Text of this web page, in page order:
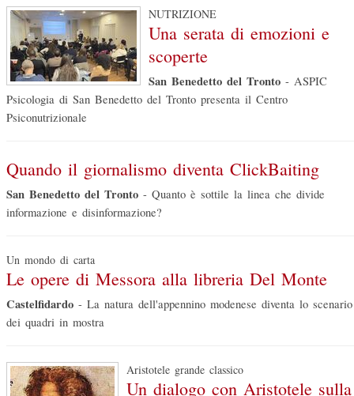
NUTRIZIONE
Una serata di emozioni e
scoperte
San Benedetto del Tronto - ASPIC
Psicologia di San Benedetto del Tronto presenta il Centro
Psiconutrizionale
Quando il giornalismo diventa ClickBaiting
San Benedetto del Tronto - Quanto è sottile la linea che divide
informazione e disinformazione?
Un mondo di carta
Le opere di Messora alla libreria Del Monte
Castelfidardo - La natura dell'appennino modenese diventa lo scenario
dei quadri in mostra
Aristotele grande classico
Un dialogo con Aristotele sulla